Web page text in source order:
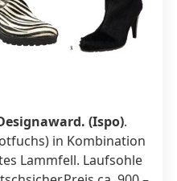
(Ispo).
in Kombination
Lammfell. Laufsohle